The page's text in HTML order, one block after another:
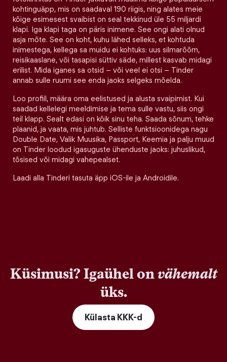
kohtinguäpp, mis on saadaval 190 riigis, ning alates meie
kõige esimesest svaibist on seal tekkinud üle 55 miljardi
klapi. Iga klapi taga on päris inimene. See ongi alati olnud
asja mõte. See on koht, kuhu lähed selleks, et kohtuda
inimestega, kellega sa muidu ei kohtuks: uus silmarõõm,
reisikaaslane, või tasapisi süttiv säde, millest kasvab midagi
erilist. Mida iganes sa otsid – või veel ei otsi – Tinder
annab sulle ruumi see enda jaoks selgeks mõelda.
Loo profiil, määra oma eelistused ja alusta svaipimist. Kui
saadad kellelegi meeldimise ja tema sulle vastu, siis ongi
teil klapp. Sealt edasi on kõik sinu teha. Saada sõnum, tehke
plaanid, ja vaata, mis juhtub. Selliste funktsioonidega nagu
Double Date, Valik Muusika, Passport, Keemia ja palju muud
on Tinder loodud igasuguste ühenduste jaoks: juhuslikud,
tõsised või midagi vahepealset.
Laadi alla Tinderi tasuta äpp iOS-ile ja Androidile.
Küsimusi? Igaühel onvähemalt
üks.
Külasta KKK-d